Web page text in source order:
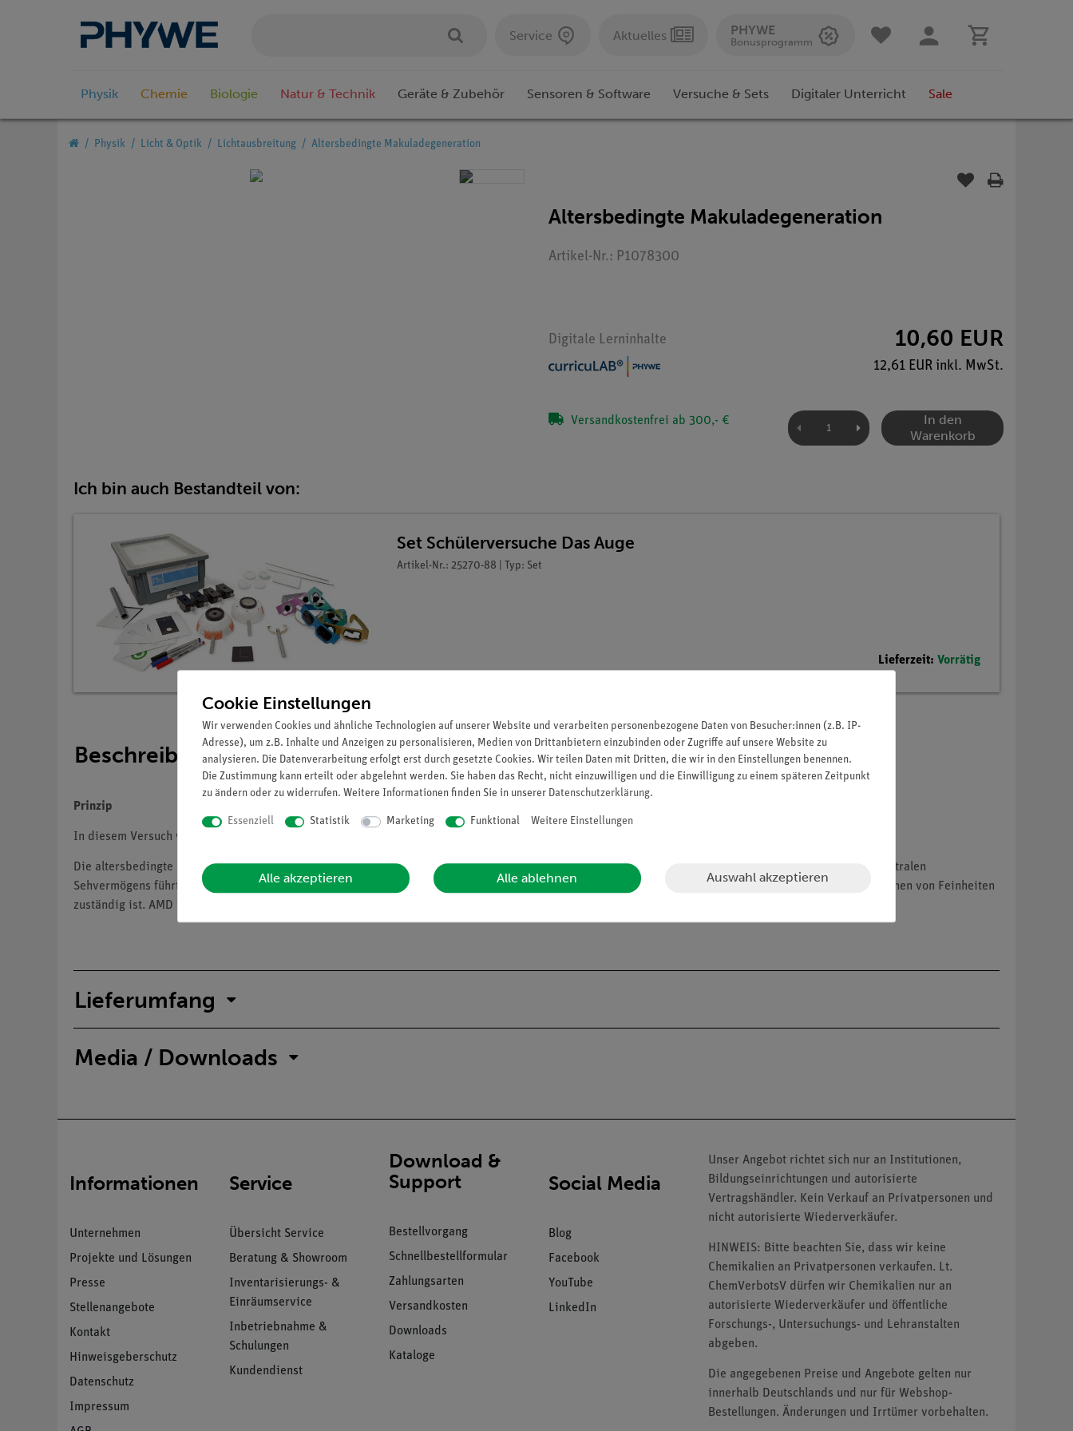
Service Aktuelles PHYWE
Bonusprogramm
Physik Chemie Biologie Natur & Technik Geräte & Zubehör Sensoren & Software Versuche & Sets Digitaler Unterricht Sale
Physik Licht & Optik Lichtausbreitung Altersbedingte Makuladegeneration
Altersbedingte Makuladegeneration
Artikel-Nr.: P1078300
Digitale Lerninhalte 10,60 EUR
12,61 EUR inkl. MwSt.
Versandkostenfrei ab 300,- €
In den
Warenkorb
Ich bin auch Bestandteil von:
Set Schülerversuche Das Auge
Artikel-Nr.: 25270-88 | Typ: Set
Lieferzeit: Vorrätig
Beschreibung
Prinzip
In diesem Versuch wird die altersbedingte Makuladegeneration simuliert.
Die altersbedingte Makuladegeneration (AMD) ist eine Augenerkrankung, die vornehmlich ältere Menschen betrifft und zu einer Verschlechterung des zentralen
Sehvermögens führt. Dies geschieht durch Schäden an der Makula, einem kleinen Bereich in der Mitte der Netzhaut, der für scharfes Sehen und das Erkennen von Feinheiten
zuständig ist. AMD ist eine der Hauptursachen für Sehverlust bei Menschen über 50 Jahren.
Lieferumfang
Media / Downloads
Informationen
Unternehmen
Projekte und Lösungen
Presse
Stellenangebote
Kontakt
Hinweisgeberschutz
Datenschutz
Impressum
Service
Übersicht Service
Beratung & Showroom
Inventarisierungs- &
Einräumservice
Inbetriebnahme &
Schulungen
Kundendienst
Download &
Support
Bestellvorgang
Schnellbestellformular
Zahlungsarten
Versandkosten
Downloads
Kataloge
Social Media
Blog
Facebook
YouTube
LinkedIn
Unser Angebot richtet sich nur an Institutionen,
Bildungseinrichtungen und autorisierte
Vertragshändler. Kein Verkauf an Privatpersonen und
nicht autorisierte Wiederverkäufer.
HINWEIS: Bitte beachten Sie, dass wir keine
Chemikalien an Privatpersonen verkaufen. Lt.
ChemVerbotsV dürfen wir Chemikalien nur an
autorisierte Wiederverkäufer und öffentliche
Forschungs-, Untersuchungs- und Lehranstalten
abgeben.
Die angegebenen Preise und Angebote gelten nur
innerhalb Deutschlands und nur für Webshop-
Bestellungen. Änderungen und Irrtümer vorbehalten.
Cookie Einstellungen
Wir verwenden Cookies und ähnliche Technologien auf unserer Website und verarbeiten personenbezogene Daten von Besucher:innen (z.B. IP-
Adresse), um z.B. Inhalte und Anzeigen zu personalisieren, Medien von Drittanbietern einzubinden oder Zugriffe auf unsere Website zu
analysieren. Die Datenverarbeitung erfolgt erst durch gesetzte Cookies. Wir teilen Daten mit Dritten, die wir in den Einstellungen benennen.
Die Zustimmung kann erteilt oder abgelehnt werden. Sie haben das Recht, nicht einzuwilligen und die Einwilligung zu einem späteren Zeitpunkt
zu ändern oder zu widerrufen. Weitere Informationen finden Sie in unserer Daten­schutz­erklärung.
Essenziell Statistik Marketing Funktional Weitere Einstellungen
Alle akzeptieren Alle ablehnen Auswahl akzeptieren